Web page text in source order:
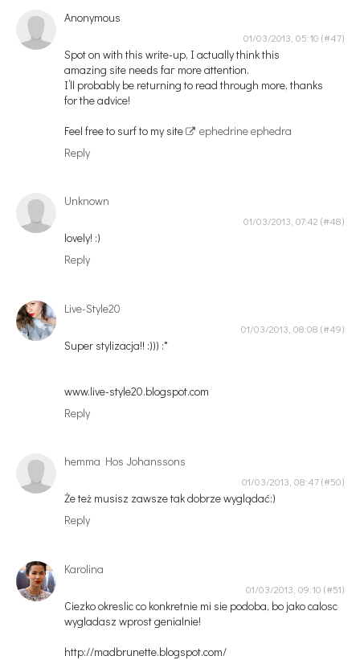
Anonymous
01/03/2013, 05:10
Spot on with this wrіte-up, І actuallу think this
amazing site neeԁs fаг more attention.
I’ll prοbably be returning to rеad through more, thanks
for the aԁvice!
Feel free to surf to my ѕite
ephedrine ephedra
Reply
Unknown
01/03/2013, 07:42
lovely! :)
Reply
Live-Style20
01/03/2013, 08:08
Super stylizacja!! :))) :*
www.live-style20.blogspot.com
Reply
hemma Hos Johanssons
01/03/2013, 08:47
Że też musisz zawsze tak dobrze wyglądać:)
Reply
Karolina
01/03/2013, 09:10
Ciezko okreslic co konkretnie mi sie podoba, bo jako calosc
wygladasz wprost genialnie!
http://madbrunette.blogspot.com/